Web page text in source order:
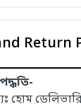
Return
হোম